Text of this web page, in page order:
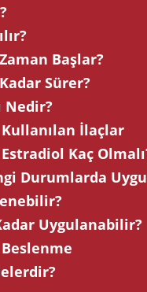
Başlar?
Sürer?
Nedir?
İlaçlar
Kaç
Durumlarda
Uygulanabilir?